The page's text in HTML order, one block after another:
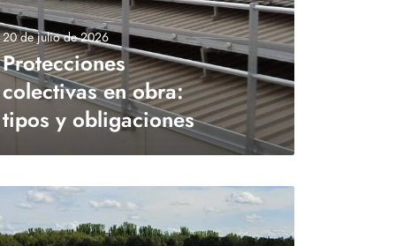
20 de julio de 2026
Protecciones
colectivas en obra:
tipos y obligaciones